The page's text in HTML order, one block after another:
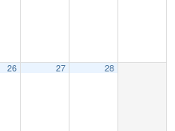
26 27 28